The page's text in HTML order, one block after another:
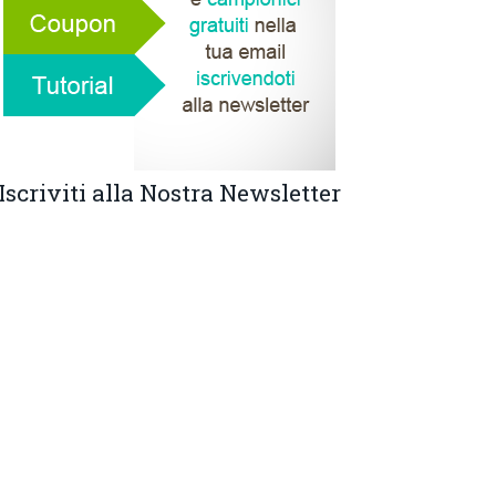
Iscriviti alla Nostra Newsletter